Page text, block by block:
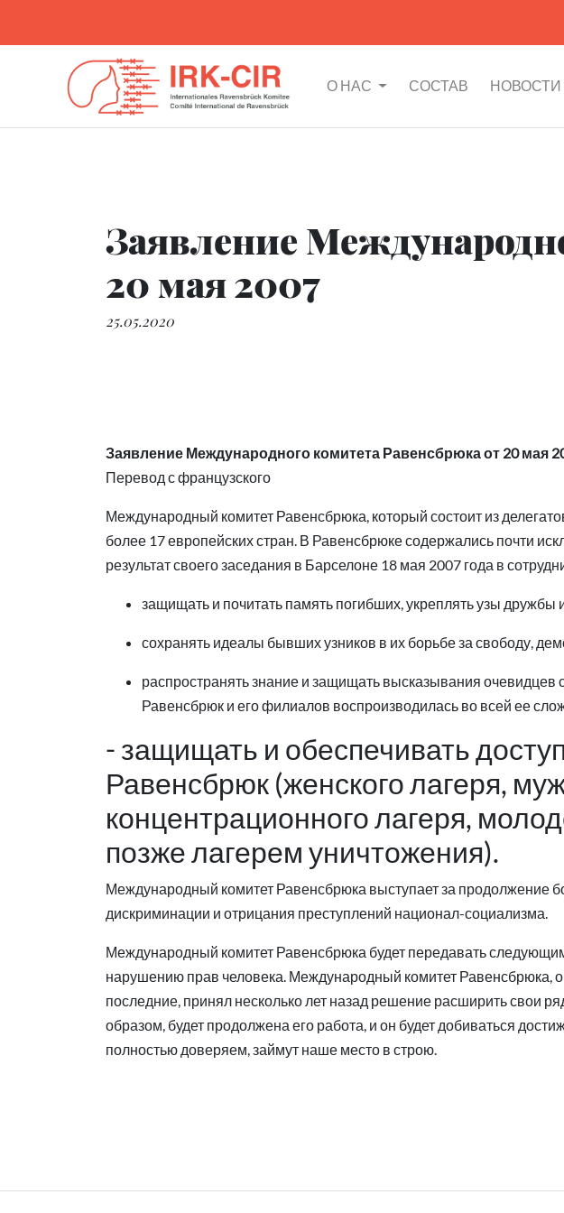
О НАС СОСТАВ НОВОСТИ
Заявление
20 мая 2007
25.05.2020
Заявление Международного комитета Равенсбрюка от 20 мая
Перевод с французского
Международный комитет Равенсбрюка, который состоит из
более 17 европейских стран. В Равенсбрюке содержались почти
результат своего заседания в Барселоне 18 мая 2007 года в
защищать и почитать память погибших, укреплять узы дружбы
сохранять идеалы бывших узников в их борьбе за свободу,
распространять знание и защищать высказывания
Равенсбрюк и его филиалов воспроизводилась во всей ее
- защищать и обеспечивать
Равенсбрюк (женского лагеря,
концентрационного лагеря,
позже лагерем уничтожения).
Международный комитет Равенсбрюка выступает за продолжение
дискриминации и отрицания преступлений национал-социализма.
Международный комитет Равенсбрюка будет передавать
нарушению прав человека. Международный комитет Равенсбрюка,
последние, принял несколько лет назад решение расширить свои
образом, будет продолжена его работа, и он будет добиваться
полностью доверяем, займут наше место в строю.